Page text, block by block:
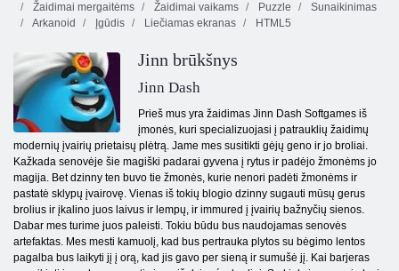
Žaidimai mergaitėms
Žaidimai vaikams Puzzle
Sunaikinimas
Arkanoid
Įgūdis Liečiamas ekranas HTML5
Jinn brūkšnys
Jinn Dash
Prieš mus yra žaidimas Jinn Dash Softgames iš
įmonės, kuri specializuojasi į patrauklių žaidimų
modernių įvairių prietaisų plėtrą. Jame mes susitikti gėjų geno ir jo broliai.
Kažkada senovėje šie magiški padarai gyvena į rytus ir padėjo žmonėms jo
magija. Bet dzinny ten buvo tie žmonės, kurie nenori padėti žmonėms ir
pastatė sklypų įvairovę. Vienas iš tokių blogio dzinny sugauti mūsų gerus
brolius ir įkalino juos laivus ir lempų, ir immured į įvairių bažnyčių sienos.
Dabar mes turime juos paleisti. Tokiu būdu bus naudojamas senovės
artefaktas. Mes mesti kamuolį, kad bus pertrauka plytos su bėgimo lentos
pagalba bus laikyti jį į orą, kad jis gavo per sieną ir sumušė jį. Kai barjeras